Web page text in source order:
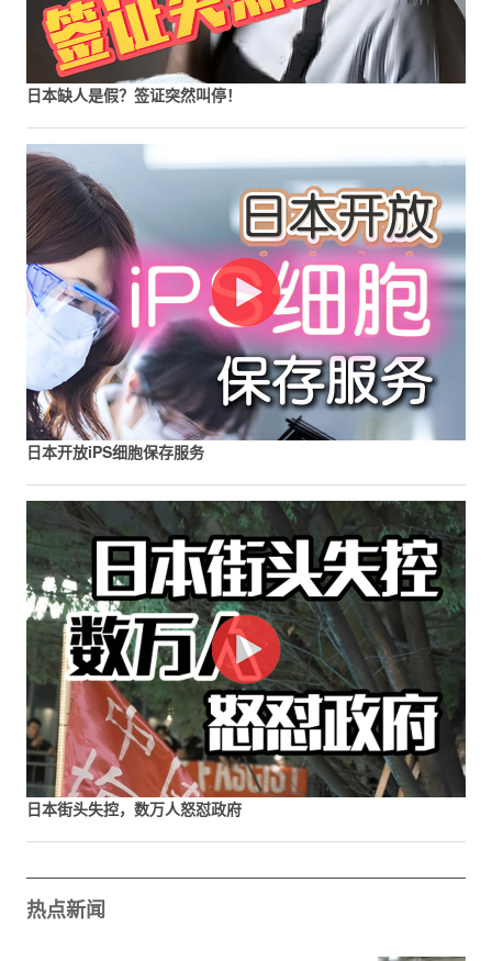
日本缺人是假？签证突然叫停！
日本开放iPS细胞保存服务
日本街头失控，数万人怒怼政府
热点新闻